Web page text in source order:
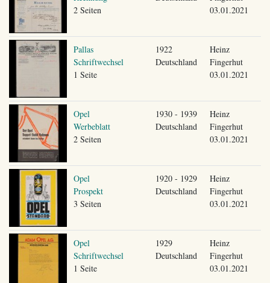
2 Seiten
03.01.2021
Pallas
Schriftwechsel
1 Seite
1922
Deutschland
Heinz
Fingerhut
03.01.2021
Opel
Werbeblatt
2 Seiten
1930 - 1939
Deutschland
Heinz
Fingerhut
03.01.2021
Opel
Prospekt
3 Seiten
1920 - 1929
Deutschland
Heinz
Fingerhut
03.01.2021
Opel
Schriftwechsel
1 Seite
1929
Deutschland
Heinz
Fingerhut
03.01.2021